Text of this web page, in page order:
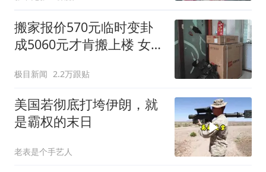
搬家报价570元临时变卦
成5060元才肯搬上楼 女子
极目新闻 2.2万跟贴
美国若彻底打垮伊朗，就
是霸权的末日
老表是个手艺人